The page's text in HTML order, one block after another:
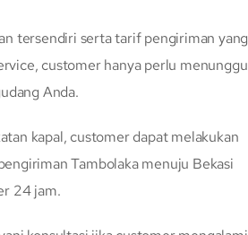
tersendiri serta tarif pengiriman yang
customer hanya perlu menunggu
Anda.
kapal, customer dapat melakukan
Tambolaka menuju Bekasi
24 jam.